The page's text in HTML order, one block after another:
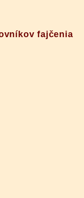
fajčenia